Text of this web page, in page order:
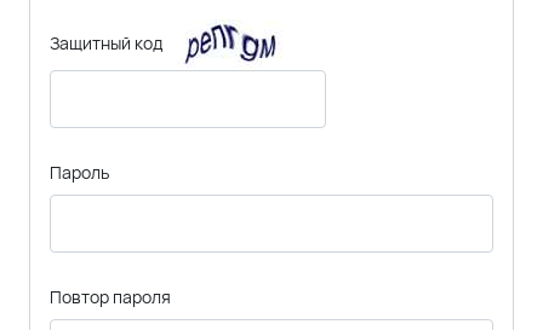
Защитный код
Пароль
Повтор пароля